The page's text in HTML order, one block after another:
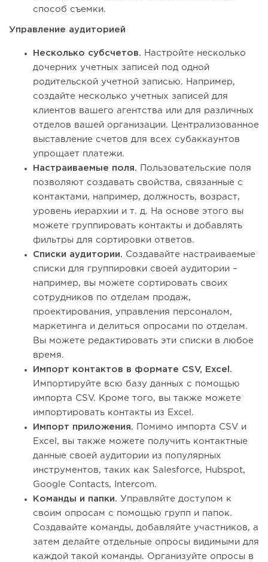
способ съемки.
Управление аудиторией
Несколько субсчетов.
Настройте несколько
дочерних учетных записей под одной
родительской учетной записью. Например,
создайте несколько учетных записей для
клиентов вашего агентства или для различных
отделов вашей организации. Централизованное
выставление счетов для всех субаккаунтов
упрощает платежи.
Настраиваемые поля. Пользовательские поля
позволяют создавать свойства, связанные с
контактами, например, должность, возраст,
уровень иерархии и т. д. На основе этого вы
можете группировать контакты и добавлять
фильтры для сортировки ответов.
Списки аудитории. Создавайте настраиваемые
списки для группировки своей аудитории –
например, вы можете сортировать своих
сотрудников по отделам продаж,
проектирования, управления персоналом,
маркетинга и делиться опросами по отделам.
Вы можете редактировать эти списки в любое
время.
Импорт контактов в формате CSV, Excel.
Импортируйте всю базу данных с помощью
импорта CSV. Кроме того, вы также можете
импортировать контакты из Excel.
Импорт приложения.
Помимо импорта CSV и
Excel, вы также можете получить контактные
данные своей аудитории из популярных
инструментов, таких как Salesforce, Hubspot,
Google Contacts, Intercom.
Команды и папки. Управляйте доступом к
своим опросам с помощью групп и папок.
Создавайте команды, добавляйте участников, а
затем делайте отдельные опросы видимыми для
каждой такой команды. Организуйте опросы в